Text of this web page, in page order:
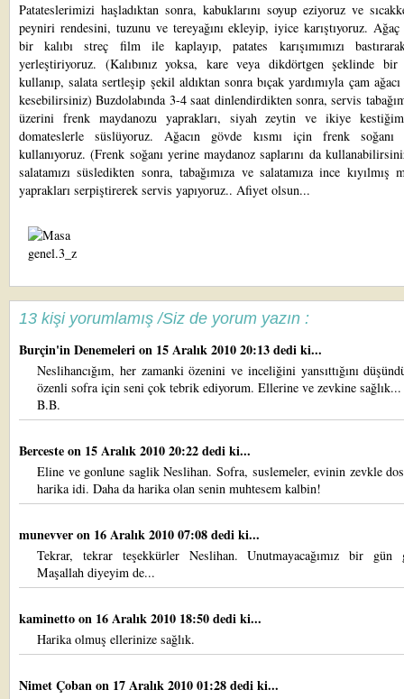
Patateslerimizi haşladıktan sonra, kabuklarını soyup eziyoruz ve
peyniri rendesini, tuzunu ve tereyağını ekleyip, iyice karıştıyoruz.
bir kalıbı streç film ile kaplayıp, patates karışımımızı
yerleştiriyoruz. (Kalıbınız yoksa, kare veya dikdörtgen şeklinde bir
kullanıp, salata sertleşip şekil aldıktan sonra bıçak yardımıyla çam
kesebilirsiniz) Buzdolabında 3-4 saat dinlendirdikten sonra, servis
üzerini frenk maydanozu yaprakları, siyah zeytin ve ikiye
domateslerle süslüyoruz. Ağacın gövde kısmı için frenk soğanı
kullanıyoruz. (Frenk soğanı yerine maydanoz saplarını da
salatamızı süsledikten sonra, tabağımıza ve salatamıza ince kıyılmış
yaprakları serpiştirerek servis yapıyoruz.. Afiyet olsun...
13 kişi yorumlamış /Siz de yorum yazın :
Burçin'in Denemelerion 15 Aralık 2010 20:13 dedi ki...
Neslihancığım, her zamanki özenini ve inceliğini yansıttığını
özenli sofra için seni çok tebrik ediyorum. Ellerine ve zevkine sağlık...
B.B.
Bercesteon 15 Aralık 2010 20:22 dedi ki...
Eline ve gonlune saglik Neslihan. Sofra, suslemeler, evinin zevkle
harika idi. Daha da harika olan senin muhtesem kalbin!
munevveron 16 Aralık 2010 07:08 dedi ki...
Tekrar, tekrar teşekkürler Neslihan. Unutmayacağımız bir gün
Maşallah diyeyim de...
kaminettoon 16 Aralık 2010 18:50 dedi ki...
Harika olmuş ellerinize sağlık.
Nimet Çobanon 17 Aralık 2010 01:28 dedi ki...